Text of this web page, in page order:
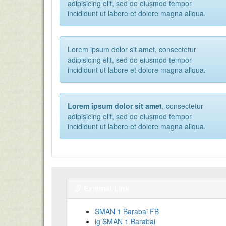
adipisicing elit, sed do eiusmod tempor
incididunt ut labore et dolore magna aliqua.
Lorem ipsum dolor sit amet, consectetur
adipisicing elit, sed do eiusmod tempor
incididunt ut labore et dolore magna aliqua.
Lorem ipsum dolor sit amet, consectetur
adipisicing elit, sed do eiusmod tempor
incididunt ut labore et dolore magna aliqua.
SMAN 1 Barabai FB
ig SMAN 1 Barabai